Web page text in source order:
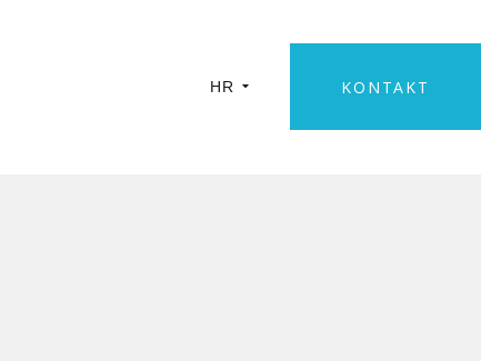
HR KONTAKT